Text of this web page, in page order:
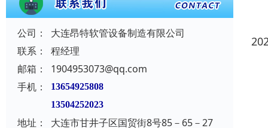
公司：
大连昂特软管设备制造有限公司
联系：
程经理
邮箱：
1904953073@qq.com
手机：
13654925808
13504252023
地址：
大连市甘井子区国贸街8号85－65－27